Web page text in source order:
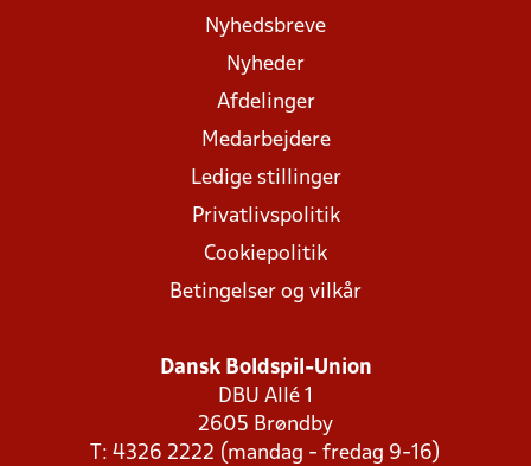
Nyhedsbreve
Nyheder
Afdelinger
Medarbejdere
Ledige stillinger
Privatlivspolitik
Cookiepolitik
Betingelser og vilkår
Dansk Boldspil-Union
DBU Allé 1
2605 Brøndby
T: 4326 2222 (mandag - fredag 9-16)